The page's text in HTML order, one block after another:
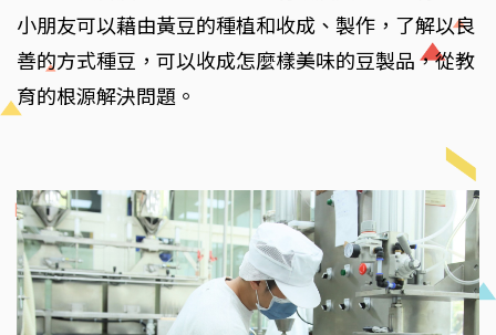
小朋友可以藉由黃豆的種植和收成、製作，了解以良
善的方式種豆，可以收成怎麼樣美味的豆製品，從教
育的根源解決問題。